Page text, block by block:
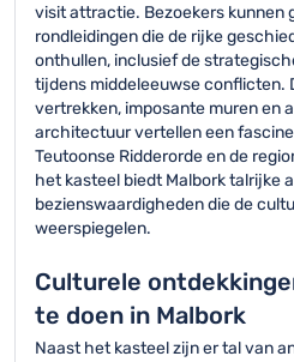
visit attractie. Bezoekers kunnen
rondleidingen die de rijke
onthullen, inclusief de
tijdens middeleeuwse conflicten.
vertrekken, imposante muren en
architectuur vertellen een
Teutoonse Ridderorde en de
het kasteel biedt Malbork talrijke
bezienswaardigheden die de
weerspiegelen.
Culturele
te doen in Malbork
Naast het kasteel zijn er tal van